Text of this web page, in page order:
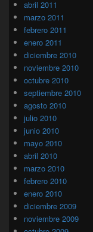
abril 2011
marzo 2011
febrero 2011
enero 2011
diciembre 2010
noviembre 2010
octubre 2010
septiembre 2010
agosto 2010
julio 2010
junio 2010
mayo 2010
abril 2010
marzo 2010
febrero 2010
enero 2010
diciembre 2009
noviembre 2009